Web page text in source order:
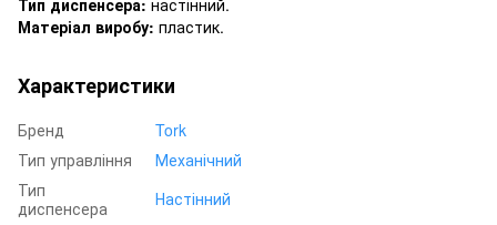
Матеріал виробу: пластик.
Характеристики
Бренд
Tork
Тип управління
Механічний
Тип
диспенсера
Настінний